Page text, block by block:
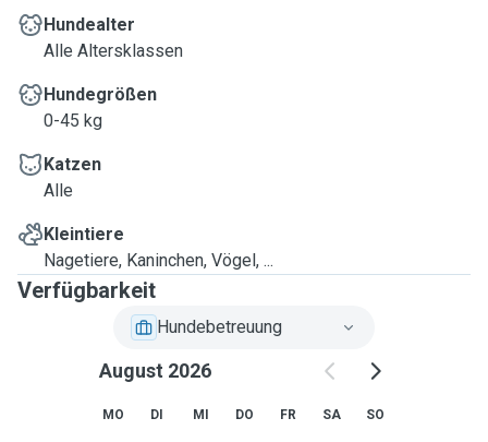
Hundealter
Alle Altersklassen
Hundegrößen
0-45 kg
Katzen
Alle
Kleintiere
Nagetiere, Kaninchen, Vögel, ...
Verfügbarkeit
Hundebetreuung
August 2026
MO DI MI DO FR SA SO